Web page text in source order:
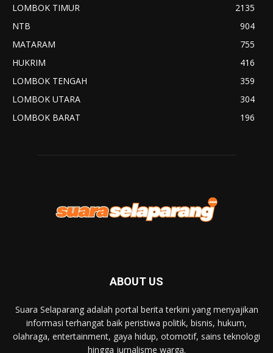
LOMBOK TIMUR
2135
NTB
904
MATARAM
755
HUKRIM
416
LOMBOK TENGAH
359
LOMBOK UTARA
304
LOMBOK BARAT
196
ABOUT US
Suara Selaparang adalah portal berita terkini yang menyajikan
informasi terhangat baik peristiwa politik, bisnis, hukum,
olahraga, entertainment, gaya hidup, otomotif, sains teknologi
hingga jurnalisme warga.